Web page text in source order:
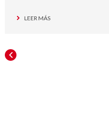
LEER MÁS
ANTERIORES